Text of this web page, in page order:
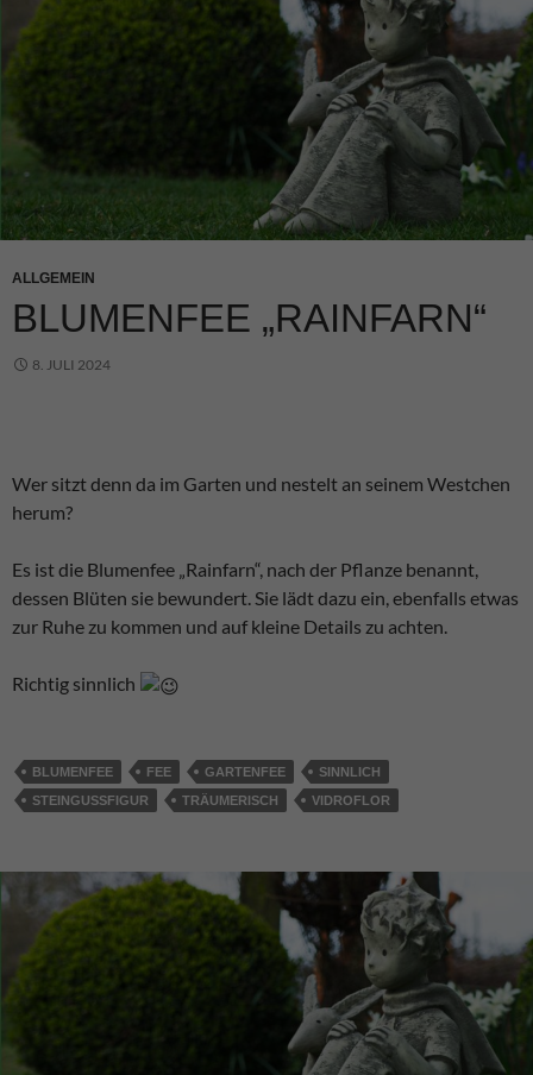
ALLGEMEIN
BLUMENFEE „RAINFARN“
8. JULI 2024
Wer sitzt denn da im Garten und nestelt an seinem Westchen
herum?
Es ist die Blumenfee „Rainfarn“, nach der Pflanze benannt,
dessen Blüten sie bewundert. Sie lädt dazu ein, ebenfalls etwas
zur Ruhe zu kommen und auf kleine Details zu achten.
Richtig sinnlich
BLUMENFEE FEE GARTENFEE
SINNLICH
STEINGUSSFIGUR
TRÄUMERISCH VIDROFLOR